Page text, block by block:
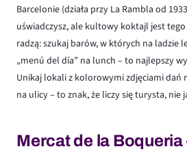
Barcelonie (działa przy La Rambla od
uświadczysz, ale kultowy koktajl jest
radzą: szukaj barów, w których na ladzie
„menú del día” na lunch – to najlepszy
Unikaj lokali z kolorowymi zdjęciami dań
na ulicy – to znak, że liczy się turysta, nie
Mercat de la Boqueria